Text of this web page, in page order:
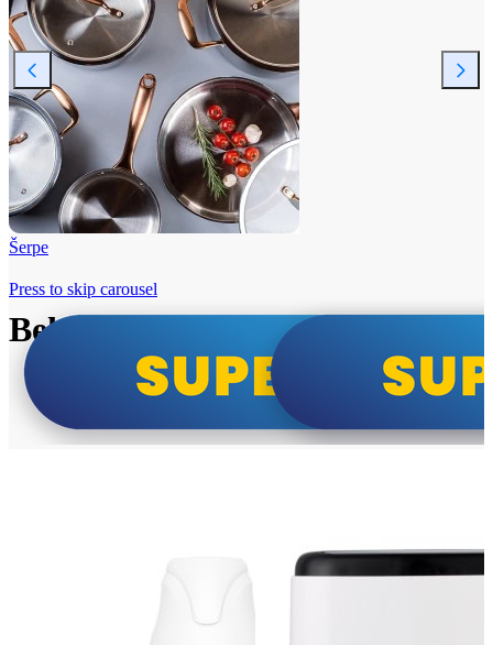
Šerpe
Beko i Tesla super cene
Press to skip carousel